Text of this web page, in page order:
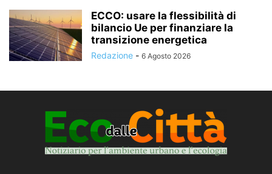
ECCO: usare la flessibilità di
bilancio Ue per finanziare la
transizione energetica
Redazione - 6 Agosto 2026